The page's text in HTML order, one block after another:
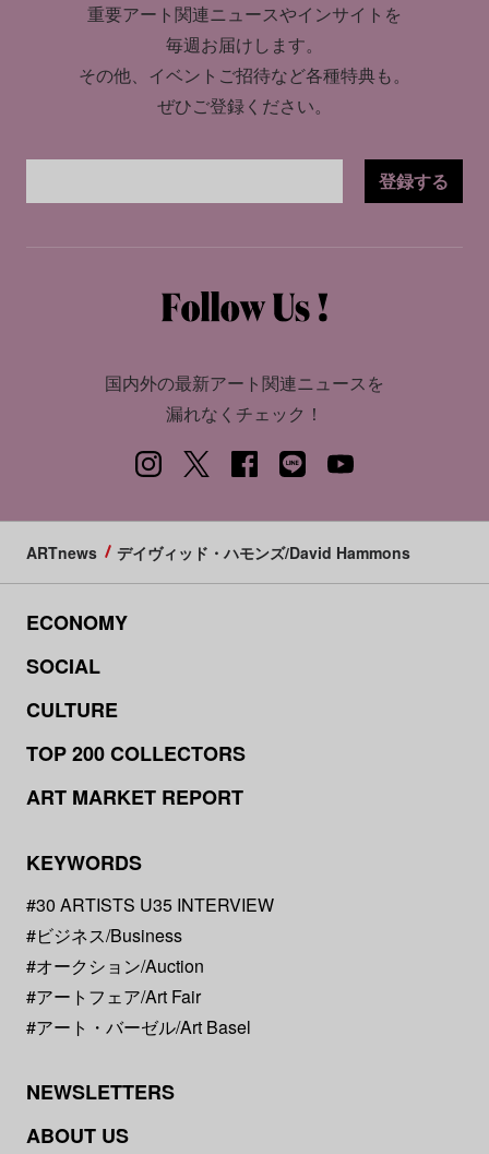
重要アート関連ニュースやインサイトを
毎週お届けします。
その他、イベントご招待など各種特典も。
ぜひご登録ください。
登録する
国内外の最新アート関連ニュースを
漏れなくチェック！
ARTnews デイヴィッド・ハモンズ/David Hammons
ECONOMY
SOCIAL
CULTURE
TOP 200 COLLECTORS
ART MARKET REPORT
KEYWORDS
#30 ARTISTS U35 INTERVIEW
#ビジネス/Business
#オークション/Auction
#アートフェア/Art Fair
#アート・バーゼル/Art Basel
NEWSLETTERS
ABOUT US